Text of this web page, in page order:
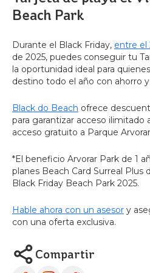
Beach Park
Durante el Black Friday, entre el
de 2025, puedes conseguir tu
la oportunidad ideal para
destino todo el año con ahorro
Black do Beach ofrece
para garantizar acceso ilimitado
acceso gratuito a Parque
*El beneficio Arvorar Park de 1
planes Beach Card Surreal Plus
Black Friday Beach Park 2025.
Hable ahora con un asesor y
con una oferta exclusiva.
Compartir